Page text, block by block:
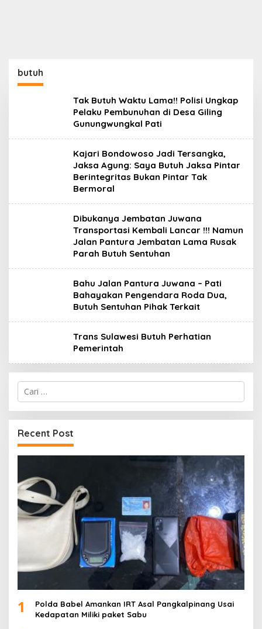
butuh
Tak Butuh Waktu Lama!! Polisi Ungkap
Pelaku Pembunuhan di Desa Giling
Gunungwungkal Pati
Kajari Bondowoso Jadi Tersangka,
Jaksa Agung: Saya Butuh Jaksa Pintar
Berintegritas Bukan Pintar Tak
Bermoral
Dibukanya Jembatan Juwana
Transportasi Kembali Lancar !!! Namun
Jalan Pantura Jembatan Lama Rusak
Parah Butuh Sentuhan
Bahu Jalan Pantura Juwana – Pati
Bahayakan Pengendara Roda Dua,
Butuh Sentuhan Pihak Terkait
Trans Sulawesi Butuh Perhatian
Pemerintah
Cari
untuk:
Recent Post
1
Polda Babel Amankan IRT Asal Pangkalpinang Usai
Kedapatan Miliki paket Sabu